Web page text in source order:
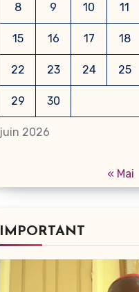
juin 2026
8 9 10 11
15 16 17 18
22 23 24 25
29 30
« Mai
IMPORTANT